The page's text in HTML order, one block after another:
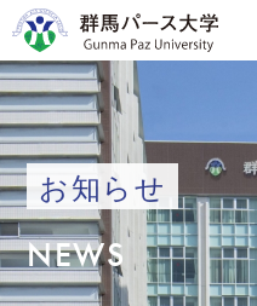
お知らせ
NEWS